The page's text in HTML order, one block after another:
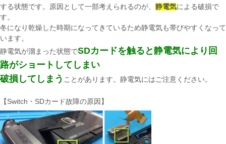
する状態です。原因として一部考えられるのが、 静電気による破損で
す。
冬になり乾燥した時期になってきているため静電気も帯びやすくなって
います。
静電気が溜まった状態でSDカードを触ると静電気により回
路がショートしてしまい
破損してしまう ことがあります。静電気にはご注意ください。
【Switch・SDカード故障の原因】